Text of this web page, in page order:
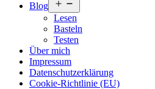
Blog
öffnen
Lesen
Basteln
Testen
Über mich
Impressum
Datenschutzerklärung
Cookie-Richtlinie (EU)